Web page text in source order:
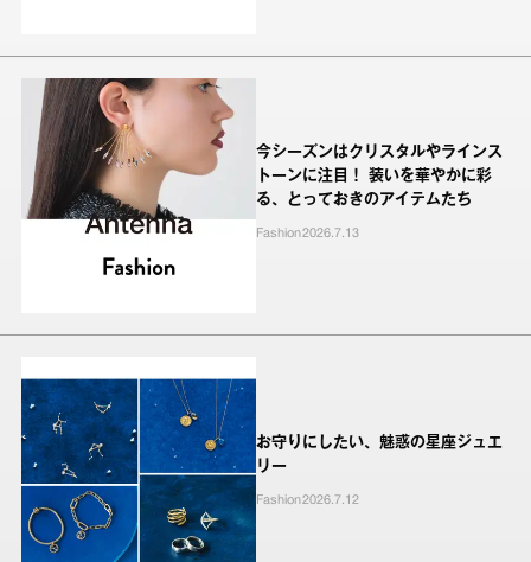
今シーズンはクリスタルやラインス
トーンに注目！ 装いを華やかに彩
る、とっておきのアイテムたち
Fashion2026.7.13
お守りにしたい、魅惑の星座ジュエ
リー
Fashion2026.7.12